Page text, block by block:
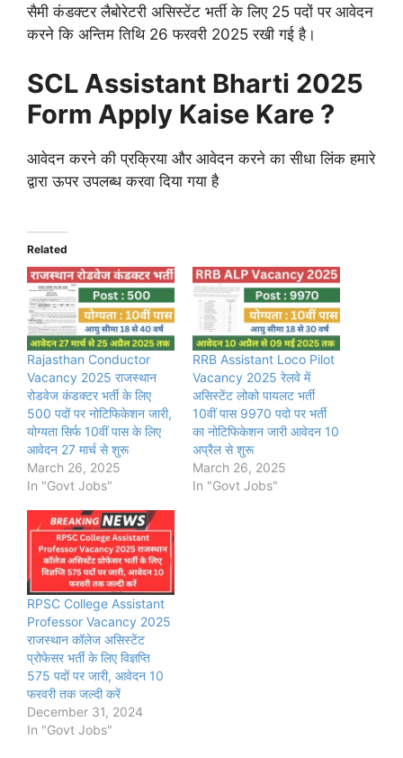
सैमी कंडक्टर लैबोरेटरी असिस्टेंट भर्ती के लिए 25 पदों पर आवेदन
करने कि अन्तिम तिथि 26 फरवरी 2025 रखी गई है।
SCL Assistant Bharti 2025
Form Apply Kaise Kare ?
आवेदन करने की प्रक्रिया और आवेदन करने का सीधा लिंक हमारे
द्वारा ऊपर उपलब्ध करवा दिया गया है
Related
Rajasthan Conductor
Vacancy 2025 राजस्थान
रोडवेज कंडक्टर भर्ती के लिए
500 पदों पर नोटिफिकेशन जारी,
योग्यता सिर्फ 10वीं पास के लिए
आवेदन 27 मार्च से शुरू
March 26, 2025
In "Govt Jobs"
RRB Assistant Loco Pilot
Vacancy 2025 रेलवे में
असिस्टेंट लोको पायलट भर्ती
10वीं पास 9970 पदो पर भर्ती
का नोटिफिकेशन जारी आवेदन 10
अप्रैल से शुरू
March 26, 2025
In "Govt Jobs"
RPSC College Assistant
Professor Vacancy 2025
राजस्थान कॉलेज असिस्टेंट
प्रोफेसर भर्ती के लिए विज्ञप्ति
575 पदों पर जारी, आवेदन 10
फरवरी तक जल्दी करें
December 31, 2024
In "Govt Jobs"